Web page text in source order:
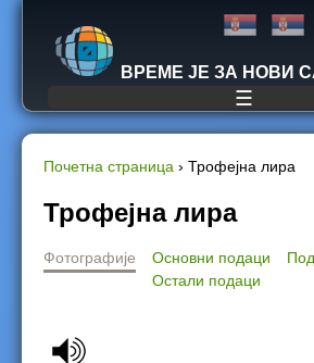
Jump to navigation
ВРЕМЕ ЈЕ ЗА НОВИ
☰
Y
o
Почетна страница › Трофејна лира
Трофејна лира
Фотографије Основни подаци
Остали подаци